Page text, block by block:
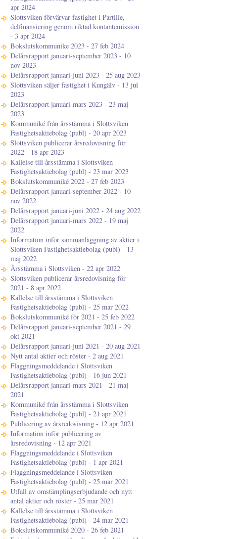
apr 2024
Slottsviken förvärvar fastighet i Partille,
delfinansiering genom riktad kontantemission
- 3 apr 2024
Bokslutskommunike 2023 - 27 feb 2024
Delårsrapport januari-september 2023 - 10
nov 2023
Delårsrapport januari-juni 2023 - 25 aug 2023
Slottsviken säljer fastighet i Kungälv - 13 jul
2023
Delårsrapport januari-mars 2023 - 23 maj
2023
Kommuniké från årsstämma i Slottsviken
Fastighetsaktiebolag (publ) - 20 apr 2023
Slottsviken publicerar årsredovisning för
2022 - 18 apr 2023
Kallelse till årsstämma i Slottsviken
Fastighetsaktiebolag (publ) - 23 mar 2023
Bokslutskommuniké 2022 - 27 feb 2023
Delårsrapport januari-september 2022 - 10
nov 2022
Delårsrapport januari-juni 2022 - 24 aug 2022
Delårsrapport januari-mars 2022 - 19 maj
2022
Information inför sammanläggning av aktier i
Slottsviken Fastighetsaktiebolag (publ) - 13
maj 2022
Årsstämma i Slottsviken - 22 apr 2022
Slottsviken publicerar årsredovisning för
2021 - 8 apr 2022
Kallelse till årsstämma i Slottsviken
Fastighetsaktiebolag (publ) - 25 mar 2022
Bokslutskommuniké för 2021 - 25 feb 2022
Delårsrapport januari-september 2021 - 29
okt 2021
Delårsrapport januari-juni 2021 - 20 aug 2021
Nytt antal aktier och röster - 2 aug 2021
Flaggningsmeddelande i Slottsviken
Fastighetsaktiebolag (publ) - 16 jun 2021
Delårsrapport januari-mars 2021 - 21 maj
2021
Kommuniké från årsstämma i Slottsviken
Fastighetsaktiebolag (publ) - 21 apr 2021
Publicering av årsredovisning - 12 apr 2021
Information inför publicering av
årsredovisning - 12 apr 2021
Flaggningsmeddelande i Slottsviken
Fastighetsaktiebolag (publ) - 1 apr 2021
Flaggningsmeddelande i Slottsviken
Fastighetsaktiebolag (publ) - 25 mar 2021
Utfall av omstämplingserbjudande och nytt
antal aktier och röster - 25 mar 2021
Kallelse till årsstämma i Slottsviken
Fastighetsaktiebolag (publ) - 24 mar 2021
Bokslutskommuniké 2020 - 26 feb 2021